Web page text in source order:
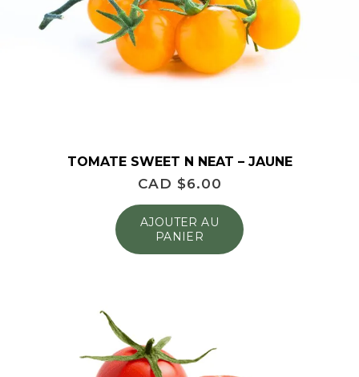
TOMATE SWEET N NEAT – JAUNE
CAD $6.00
AJOUTER AU
PANIER